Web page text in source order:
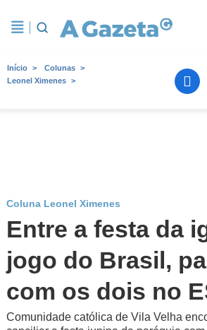
Início
Colunas
Leonel Ximenes
Coluna Leonel Ximenes
Entre a festa da
jogo do Brasil,
com os dois no
Comunidade católica de Vila Velha